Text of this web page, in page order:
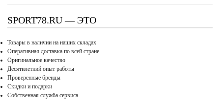
SPORT78.RU — ЭТО
Товары в наличии на наших складах
Оперативная доставка по всей стране
Оригинальное качество
Десятилетний опыт работы
Проверенные бренды
Скидки и подарки
Собственная служба сервиса